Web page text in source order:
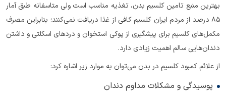
بهترین منبع تامین کلسیم بدن، تغذیه مناسب است ولی متاسفانه طبق آمار
٨٥ درصد از مردم ایران کلسیم کافی از غذا دریافت نمی‌کنند؛ بنابراین مصرف
مکمل‌های کلسیم برای پیشگیری از پوکی استخوان و دردهای اسکلتی و داشتن
دندان‌هایی سالم اهمیت زیادی دارد.
از علائم کمبود کلسیم در بدن می‌توان به موارد زیر اشاره کرد:
پوسیدگی و مشکلات مداوم دندان